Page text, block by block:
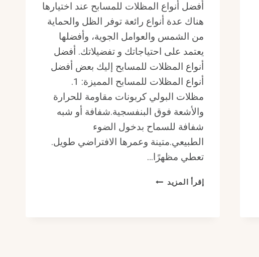
أفضل أنواع المظلات للمسابح عند اختيارها
هناك عدة أنواع رائعة توفر الظل والحماية
من الشمس والعوامل الجوية، وأفضلها
يعتمد على احتياجاتك و تفضيلاتك. أفضل
أنواع المظلات للمسابح إليك بعض أفضل
أنواع المظلات للمسابح المميزة: 1.
مظلات البولي كربونات مقاومة للحرارة
والأشعة فوق البنفسجية.شفافة أو شبه
شفافة للسماح بدخول الضوء
الطبيعي.متينة وعمرها الافتراضي طويل.
تعطي مظهرًا…
إقرأ المزيد أفضل